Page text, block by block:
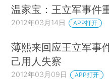
温家宝：王立军事件
2012年03月14日 APP打开
薄熙来回应王立军事
己用人失察
2012年03月09日 APP打开